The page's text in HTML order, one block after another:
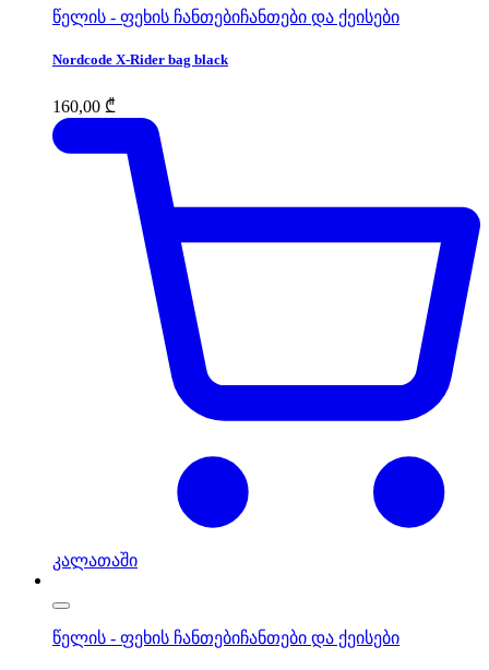
წელის - ფეხის ჩანთებიჩანთები და ქეისები
Nordcode X-Rider bag black
160,00 ₾
კალათაში
წელის - ფეხის ჩანთებიჩანთები და ქეისები